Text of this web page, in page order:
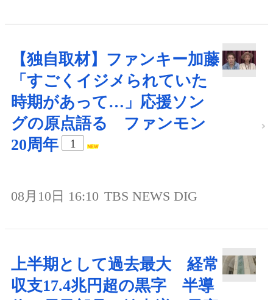
【独自取材】ファンキー加藤
「すごくイジメられていた
時期があって…」応援ソン
グの原点語る ファンモン
20周年
1
08月10日 16:10 TBS NEWS DIG
上半期として過去最大 経常
収支17.4兆円超の黒字 半導